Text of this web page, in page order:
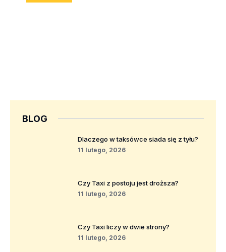
BLOG
Dlaczego w taksówce siada się z tyłu?
11 lutego, 2026
Czy Taxi z postoju jest droższa?
11 lutego, 2026
Czy Taxi liczy w dwie strony?
11 lutego, 2026